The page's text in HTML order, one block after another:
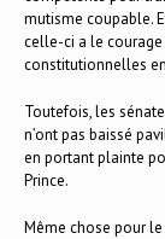
mutisme coupable.
celle-ci a le
constitutionnelles
Toutefois, les
n’ont pas baissé
en portant plainte
Prince.
Même chose pour